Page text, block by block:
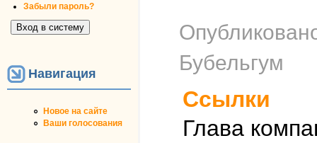
Забыли пароль?
Навигация
Новое на сайте
Ваши голосования
Бубельгум
Ссылки
Глава